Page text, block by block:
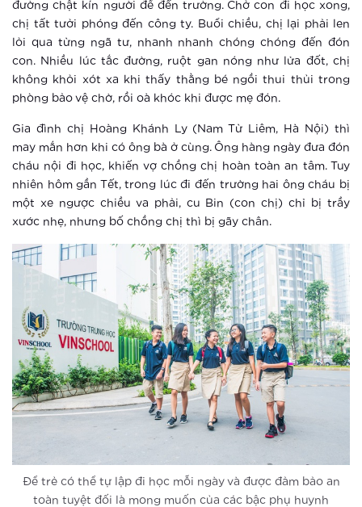
đường chật kín người để đến trường. Chở con đi học xong,
chị tất tưởi phóng đến công ty. Buổi chiều, chị lại phải len
lỏi qua từng ngã tư, nhanh nhanh chóng chóng đến đón
con. Nhiều lúc tắc đường, ruột gan nóng như lửa đốt, chị
không khỏi xót xa khi thấy thằng bé ngồi thui thủi trong
phòng bảo vệ chờ, rồi oà khóc khi được mẹ đón.
Gia đình chị Hoàng Khánh Ly (Nam Từ Liêm, Hà Nội) thì
may mắn hơn khi có ông bà ở cùng. Ông hàng ngày đưa đón
cháu nội đi học, khiến vợ chồng chị hoàn toàn an tâm. Tuy
nhiên hôm gần Tết, trong lúc đi đến trường hai ông cháu bị
một xe ngược chiều va phải, cu Bin (con chị) chỉ bị trầy
xước nhẹ, nhưng bố chồng chị thì bị gãy chân.
Để trẻ có thể tự lập đi học mỗi ngày và được đảm bảo an
toàn tuyệt đối là mong muốn của các bậc phụ huynh
Xem thêm
Vinhomes Smart City ra mắt phân khu
The Sapphire 3
Xem thêm
Vinhomes tái hiện không gian Á Đông
tại khu vườn Nhật phía Tây Hà Nội
Xem thêm
Xem thêm
Một ngày có thể dài 26 tiếng ở
Vinhomes Smart City?
Xem thêm
Đô thị thông minh xóa tan mọi nỗi lo
của người lớn tuổi
Xem thêm